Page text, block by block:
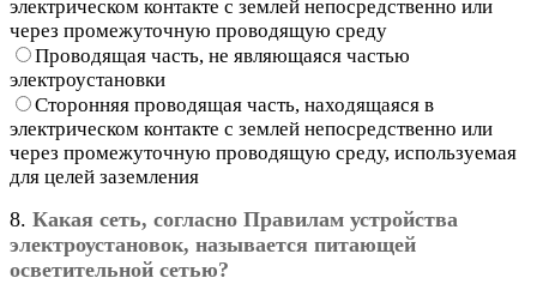
электрическом контакте с землей непосредственно или
через промежуточную проводящую среду
Проводящая часть, не являющаяся частью
электроустановки
Сторонняя проводящая часть, находящаяся в
электрическом контакте с землей непосредственно или
через промежуточную проводящую среду, используемая
для целей заземления
8. Какая сеть, согласно Правилам устройства
электроустановок, называется питающей
осветительной сетью?